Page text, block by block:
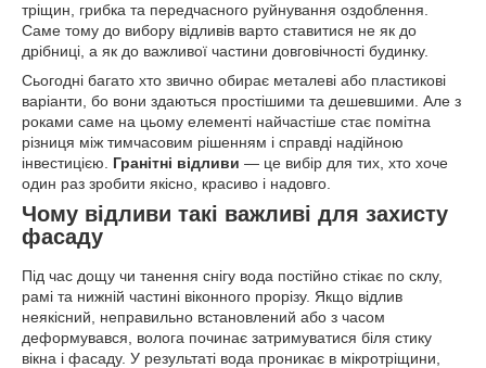
тріщин, грибка та передчасного руйнування оздоблення.
Саме тому до вибору відливів варто ставитися не як до
дрібниці, а як до важливої частини довговічності будинку.
Сьогодні багато хто звично обирає металеві або пластикові
варіанти, бо вони здаються простішими та дешевшими. Але з
роками саме на цьому елементі найчастіше стає помітна
різниця між тимчасовим рішенням і справді надійною
інвестицією. Гранітні відливи — це вибір для тих, хто хоче
один раз зробити якісно, красиво і надовго.
Чому відливи такі важливі для захисту
фасаду
Під час дощу чи танення снігу вода постійно стікає по склу,
рамі та нижній частині віконного прорізу. Якщо відлив
неякісний, неправильно встановлений або з часом
деформувався, волога починає затримуватися біля стику
вікна і фасаду. У результаті вода проникає в мікротріщини,